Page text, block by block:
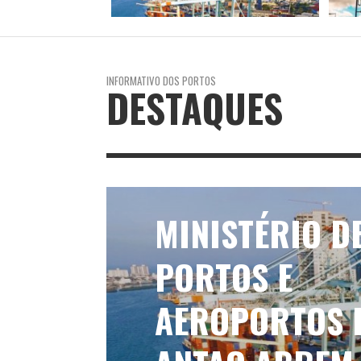
INFORMATIVO DOS PORTOS
DESTAQUES
MINISTÉRIO
PORTOS E
AEROPORTOS